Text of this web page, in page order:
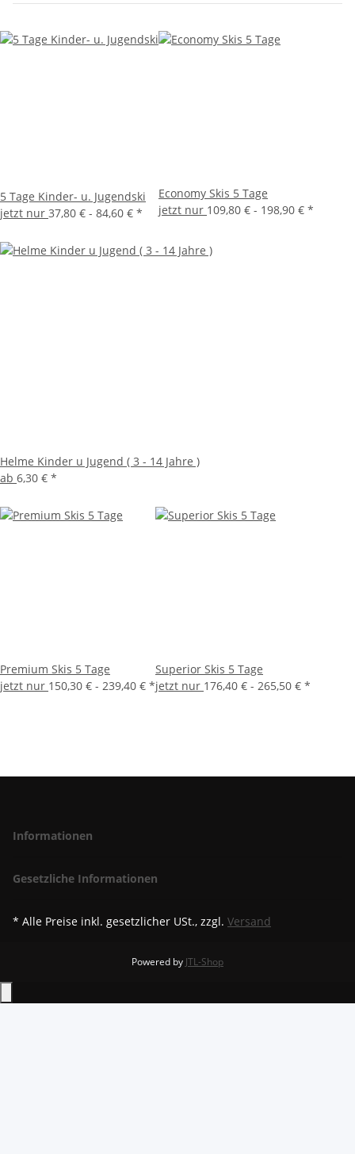
5 Tage Kinder- u. Jugendski
jetzt nur 37,80 € - 84,60 € *
Economy Skis 5 Tage
jetzt nur 109,80 € - 198,90 € *
Helme Kinder u Jugend ( 3 - 14 Jahre )
ab 6,30 € *
Premium Skis 5 Tage
jetzt nur 150,30 € - 239,40 € *
Superior Skis 5 Tage
jetzt nur 176,40 € - 265,50 € *
Informationen
Gesetzliche Informationen
* Alle Preise inkl. gesetzlicher USt., zzgl. Versand
Powered by JTL-Shop